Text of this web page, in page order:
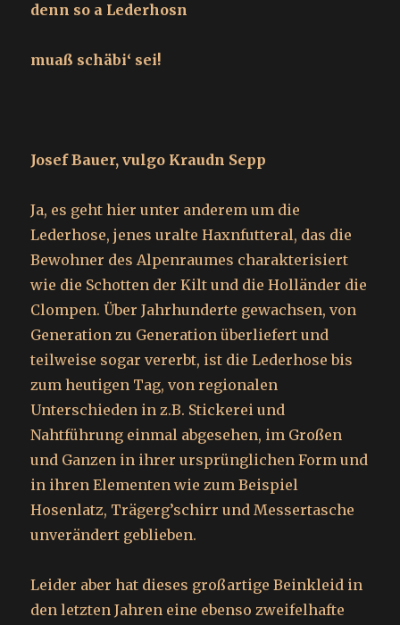
denn so a Lederhosn
muaß schäbi‘ sei!
Josef Bauer, vulgo Kraudn Sepp
Ja, es geht hier unter anderem um die
Lederhose, jenes uralte Haxnfutteral, das die
Bewohner des Alpenraumes charakterisiert
wie die Schotten der Kilt und die Holländer die
Clompen. Über Jahrhunderte gewachsen, von
Generation zu Generation überliefert und
teilweise sogar vererbt, ist die Lederhose bis
zum heutigen Tag, von regionalen
Unterschieden in z.B. Stickerei und
Nahtführung einmal abgesehen, im Großen
und Ganzen in ihrer ursprünglichen Form und
in ihren Elementen wie zum Beispiel
Hosenlatz, Trägerg’schirr und Messertasche
unverändert geblieben.
Leider aber hat dieses großartige Beinkleid in
den letzten Jahren eine ebenso zweifelhafte